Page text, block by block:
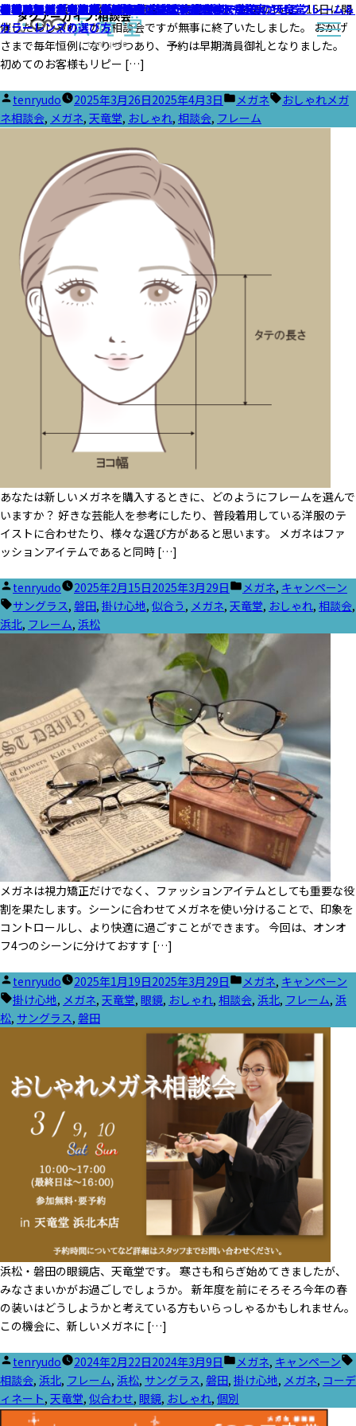
タグアーカイブ:相談会
おしゃれメガネ相談会 無事に終了いたしました
こんにちは 浜松・磐田の眼鏡店、天竜堂です。 先週の15日、16日に開
催したおしゃれメガネ相談会ですが無事に終了いたしました。 おかげ
さまで毎年恒例になりつつあり、予約は早期満員御礼となりました。
初めてのお客様もリピー […]
投
稿
tenryudo 2025年3月26日2025年4月3日
カ
テ
メガネ
タ
おしゃれメガ
ネ相談会, メガネ, 天竜堂, おしゃれ, 相談会, フレーム
あなたはどれ！？顔型別 似合うメガネ決定版
あなたは新しいメガネを購入するときに、どのようにフレームを選んで
いますか？ 好きな芸能人を参考にしたり、普段着用している洋服のテ
イストに合わせたり、様々な選び方があると思います。 メガネはファ
ッションアイテムであると同時 […]
投
稿
者:
tenryudo 2025年2月15日2025年3月29日
カ
テ
リ
ー:
メガネ, キャンペーン
タ
グ:
サングラス, 磐田, 掛け心地, 似合う , メガネ, 天竜堂, おしゃれ, 相談会,
浜北, フレーム, 浜松
シーン別メガネ選び！ビジネスもプライベートも充実させるフレーム＆
カラーレンズの選び方
メガネは視力矯正だけでなく、ファッションアイテムとしても重要な役
割を果たします。シーンに合わせてメガネを使い分けることで、印象を
コントロールし、より快適に過ごすことができます。 今回は、オンオ
フ4つのシーンに分けておすす […]
投
稿
者:
tenryudo 2025年1月19日2025年3月29日
カ
テ
リ
ー:
メガネ, キャンペーン
タ
グ:
掛け心地, メガネ, 天竜堂, 眼鏡, おしゃれ, 相談会, 浜北, フレーム, 浜
松, サングラス, 磐田
おしゃれメガネ相談会
浜松・磐田の眼鏡店、天竜堂です。 寒さも和らぎ始めてきましたが、
みなさまいかがお過ごしでしょうか。 新年度を前にそろそろ今年の春
の装いはどうしようかと考えている方もいらっしゃるかもしれません。
この機会に、新しいメガネに […]
投
稿
者:
tenryudo 2024年2月22日2024年3月9日
カ
テ
ゴ
リ
メガネ, キャンペーン
相談会, 浜北, フレーム, 浜松, サングラス, 磐田, 掛け心地, メガネ, コーデ
ィネート, 天竜堂, 似合わせ, 眼鏡, おしゃれ, 個別
本日、おしゃれメガネ相談会｜浜松・磐田の天竜堂
おしゃれメガネ相談会 まだまだご予約受付中です！
子供のメガネ～トマトグラッシーズ3～｜浜松・磐田の天竜堂
補聴器相談会実施中 in 磐田・高林
☆補聴器相談会ありがとうございました☆
補聴器相談会予約受付開始！